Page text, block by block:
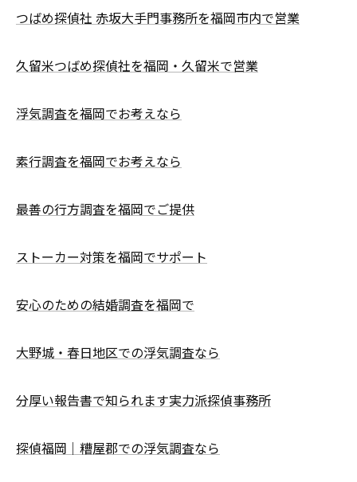
つばめ探偵社 赤坂大手門事務所を福岡市内で営業
久留米つばめ探偵社を福岡・久留米で営業
浮気調査を福岡でお考えなら
素行調査を福岡でお考えなら
最善の行方調査を福岡でご提供
ストーカー対策を福岡でサポート
安心のための結婚調査を福岡で
大野城・春日地区での浮気調査なら
分厚い報告書で知られます実力派探偵事務所
探偵福岡｜糟屋郡での浮気調査なら